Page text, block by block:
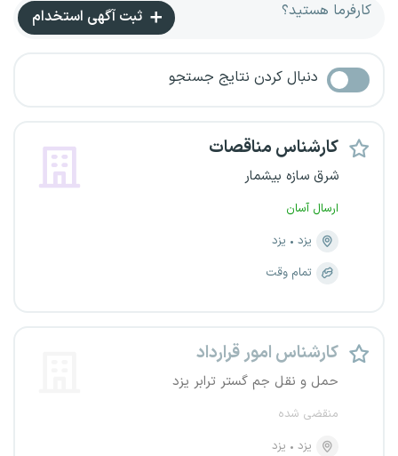
کارفرما هستید؟ ثبت آگهی استخدام
دنبال کردن نتایج جستجو
کارشناس مناقصات
شرق سازه بیشمار
ارسال آسان
یزد
یزد
تمام وقت
کارشناس امور قرارداد
حمل و نقل جم گستر ترابر یزد
منقضی شده
یزد
یزد